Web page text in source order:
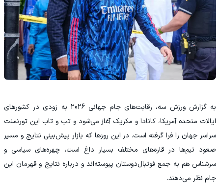
‫به گزارش ورزش سه، رقابت‌های جام جهانی 2026 به زودی در کشورهای
ایالات متحده آمریکا، کانادا و مکزیک آغاز می‌شود و تب و تاب این تورنمنت
سراسر جهان را فرا گرفته است. در این روزها که بازار پیش‌بینی نتایج و مسیر
صعود تیم‌ها در قاره‌های مختلف بسیار داغ است، چهره‌های سیاسی و
سرشناس هم به جمع فوتبال‌دوستان پیوسته‌اند و درباره نتایج و قهرمان این
جام نظر می‌دهند.